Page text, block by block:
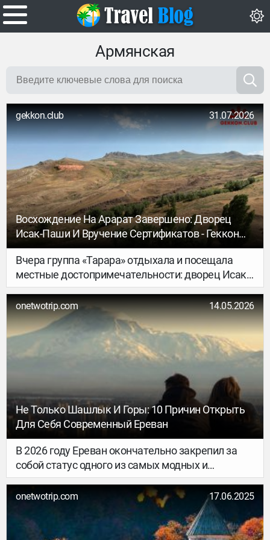
Армянская
gekkon.club 31.07.2026
Восхождение На Арарат Завершено: Дворец
Исак-Паши И Вручение Сертификатов - Геккон
Клуб Тур
Вчера группа «Тарара» отдыхала и посещала
местные достопримечательности: дворец Исак-
паши и место, где, по преданию, находится Ноев
ковчег. Вечер прошёл в праздничной и
торжественной атмосфере. Ребята получили
сертификаты и медали об успешном окончании
программы и восхождении на Арарат.
onetwotrip.com 14.05.2026
Не Только Шашлык И Горы: 10 Причин Открыть
Для Себя Современный Ереван
В 2026 году Ереван окончательно закрепил за
собой статус одного из самых модных и
динамично развивающихся городов Закавказья.
Забудьте о стереотипах: сегодня сюда едут не
только за гостеприимством и классическим
шашлыком, но и за передовой авторской
гастрономией, современным искусством и
onetwotrip.com 17.06.2025